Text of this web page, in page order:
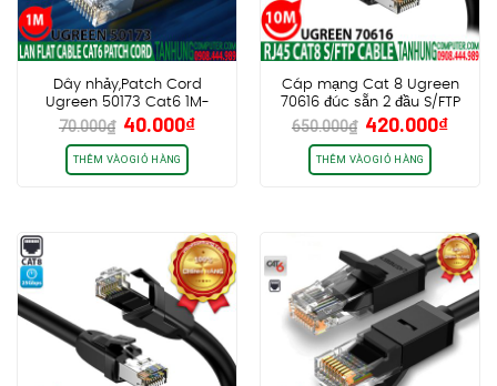
Dây nhảy,Patch Cord
Ugreen 50173 Cat6 1M-
Gigabit 26AWG Flat
70.000₫ Giá
gốc
là:
70.000₫.
40.000₫Giá
THÊM VÀO GIỎ HÀNG
Cáp mạng Cat 8 Ugreen
70616 đúc sẵn 2 đầu S/FTP
dài 10m cao cấp chính
hãng
650.000₫ Giá
gốc
là:
650.000₫.
420.000₫Giá
THÊM VÀO GIỎ HÀNG